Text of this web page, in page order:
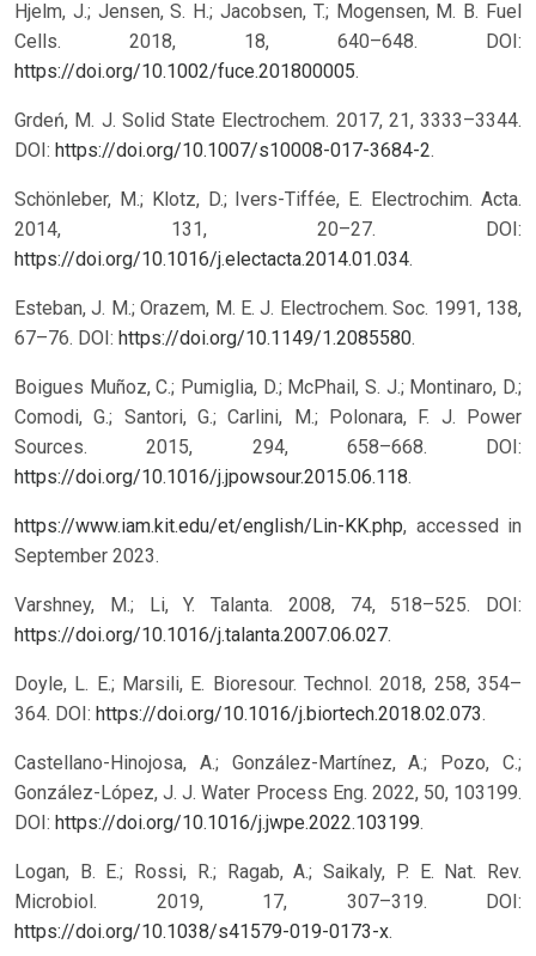
Hjelm, J.; Jensen, S. H.; Jacobsen, T.; Mogensen, M. B. Fuel
Cells. 2018, 18, 640–648. DOI:
https://doi.org/10.1002/fuce.201800005.
Grdeń, M. J. Solid State Electrochem. 2017, 21, 3333–3344.
DOI: https://doi.org/10.1007/s10008-017-3684-2.
Schönleber, M.; Klotz, D.; Ivers-Tiffée, E. Electrochim. Acta.
2014, 131, 20–27. DOI:
https://doi.org/10.1016/j.electacta.2014.01.034.
Esteban, J. M.; Orazem, M. E. J. Electrochem. Soc. 1991, 138,
67–76. DOI: https://doi.org/10.1149/1.2085580.
Boigues Muñoz, C.; Pumiglia, D.; McPhail, S. J.; Montinaro, D.;
Comodi, G.; Santori, G.; Carlini, M.; Polonara, F. J. Power
Sources. 2015, 294, 658–668. DOI:
https://doi.org/10.1016/j.jpowsour.2015.06.118.
https://www.iam.kit.edu/et/english/Lin-KK.php, accessed in
September 2023.
Varshney, M.; Li, Y. Talanta. 2008, 74, 518–525. DOI:
https://doi.org/10.1016/j.talanta.2007.06.027.
Doyle, L. E.; Marsili, E. Bioresour. Technol. 2018, 258, 354–
364. DOI: https://doi.org/10.1016/j.biortech.2018.02.073.
Castellano-Hinojosa, A.; González-Martínez, A.; Pozo, C.;
González-López, J. J. Water Process Eng. 2022, 50, 103199.
DOI: https://doi.org/10.1016/j.jwpe.2022.103199.
Logan, B. E.; Rossi, R.; Ragab, A.; Saikaly, P. E. Nat. Rev.
Microbiol. 2019, 17, 307–319. DOI:
https://doi.org/10.1038/s41579-019-0173-x.